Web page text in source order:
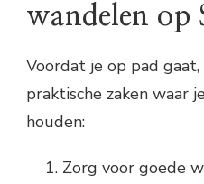
wandelen op
Voordat je op pad
praktische zaken waar
houden:
Zorg voor goede